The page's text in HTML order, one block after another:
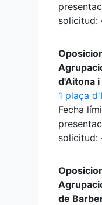
solicitud:
d'Aitona
1 plaça
Fecha
solicitud:
de